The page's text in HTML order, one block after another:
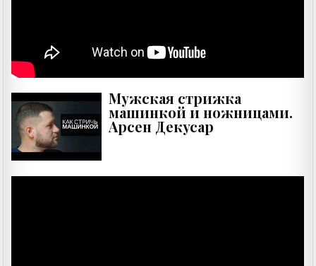
Мужская стрижка
машинкой и ножницами.
Арсен Декусар